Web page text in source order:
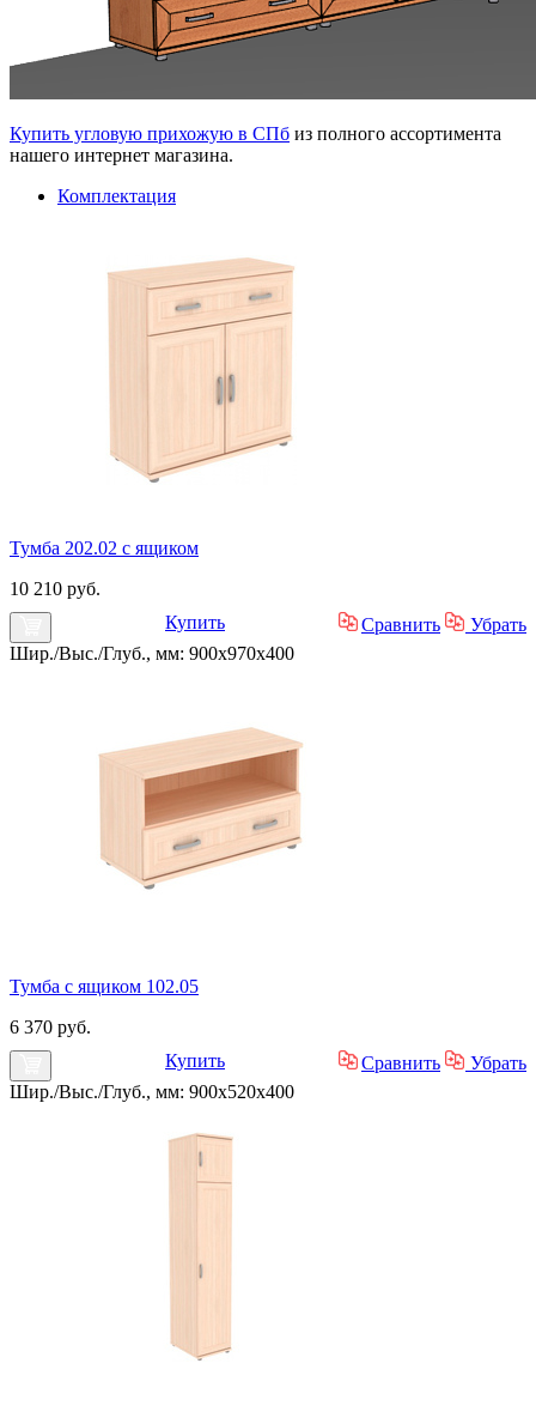
Купить угловую прихожую в СПб из полного ассортимента
нашего интернет магазина.
Комплектация
Тумба 202.02 с ящиком
10 210 руб.
Купить
Сравнить
Убрать
Шир./Выс./Глуб., мм: 900x970x400
Тумба с ящиком 102.05
6 370 руб.
Купить
Сравнить
Убрать
Шир./Выс./Глуб., мм: 900x520x400